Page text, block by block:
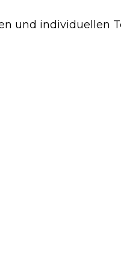
und individuellen